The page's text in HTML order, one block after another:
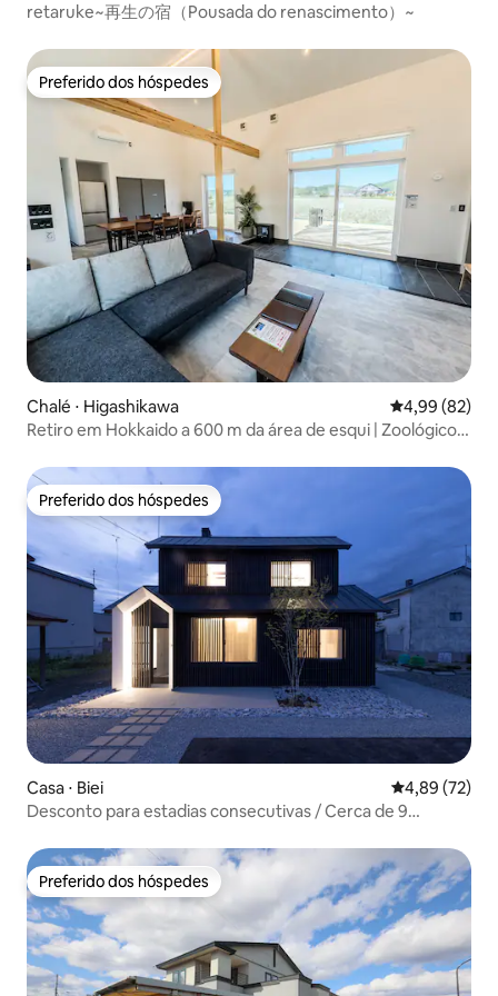
retaruke~再生の宿（Pousada do renascimento）~
Preferido dos hóspedes
Preferido dos hóspedes
Chalé ⋅ Higashikawa 4,99 de uma
4,99 (82)
Retiro em Hokkaido a 600 m da área de esqui | Zoológico
Preferido dos hóspedes
Preferido dos hóspedes
Casa ⋅ Biei 4,89 de uma
4,89 (72)
Desconto para estadias consecutivas / Cerca de 9
monótonos / Churrasco (com regras) / Máximo de 8
pessoas [Biei]
Preferido dos hóspedes
Preferido dos hóspedes